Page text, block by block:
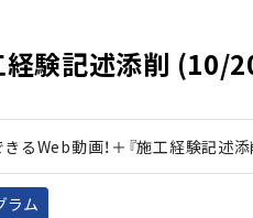
験記述添削 (10/
るWeb動画！＋『施工経験記述添
ラム